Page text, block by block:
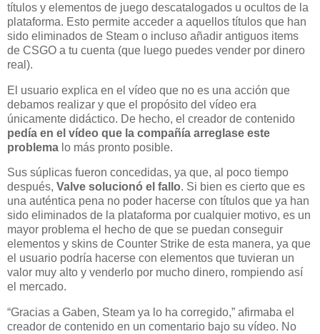
títulos y elementos de juego descatalogados u ocultos de la
plataforma. Esto permite acceder a aquellos títulos que han
sido eliminados de Steam o incluso añadir antiguos items
de CSGO a tu cuenta (que luego puedes vender por dinero
real).
El usuario explica en el vídeo que no es una acción que
debamos realizar y que el propósito del vídeo era
únicamente didáctico. De hecho, el creador de contenido
pedía en el vídeo que la compañía arreglase este
problema lo más pronto posible.
Sus súplicas fueron concedidas, ya que, al poco tiempo
después, Valve solucionó el fallo. Si bien es cierto que es
una auténtica pena no poder hacerse con títulos que ya han
sido eliminados de la plataforma por cualquier motivo, es un
mayor problema el hecho de que se puedan conseguir
elementos y skins de Counter Strike de esta manera, ya que
el usuario podría hacerse con elementos que tuvieran un
valor muy alto y venderlo por mucho dinero, rompiendo así
el mercado.
“Gracias a Gaben, Steam ya lo ha corregido,” afirmaba el
creador de contenido en un comentario bajo su vídeo. No